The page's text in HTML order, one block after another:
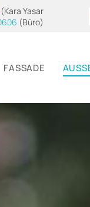
(Kara Yasar
(Büro)
FASSADE